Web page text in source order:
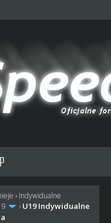
› Indywidualne
› U19 Indywidualne